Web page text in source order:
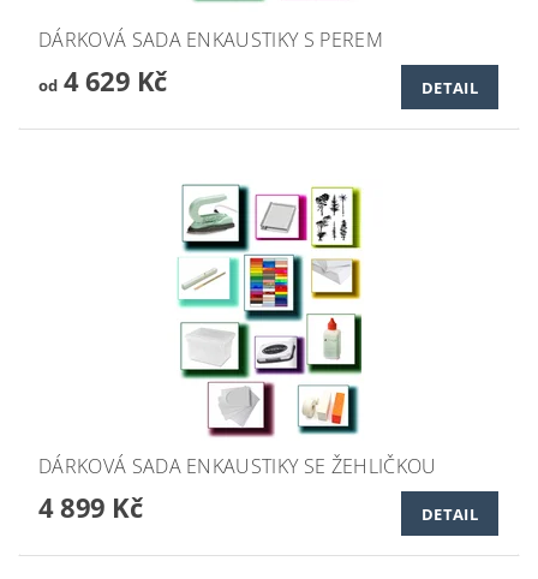
DÁRKOVÁ SADA ENKAUSTIKY S PEREM
od4 629 Kč DETAIL
DÁRKOVÁ SADA ENKAUSTIKY SE ŽEHLIČKOU
4 899 Kč DETAIL